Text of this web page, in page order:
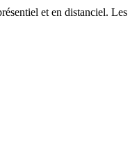
et en distanciel.